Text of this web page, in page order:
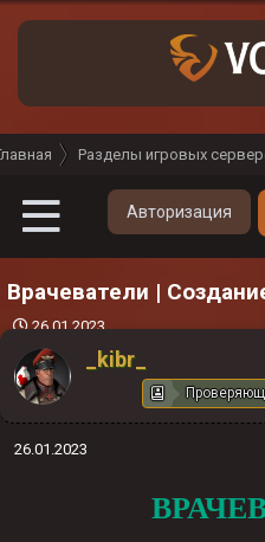
Разделы игровых
Авторизация
Врачеватели |
Д
а
т
а
ч
26.01.2023
_kibr_
26.01.2023